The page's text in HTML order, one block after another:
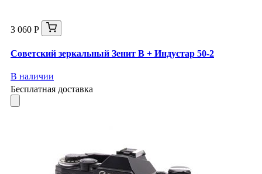
3 060 Р
Советский зеркальный Зенит В + Индустар 50-2
В наличии
Бесплатная доставка